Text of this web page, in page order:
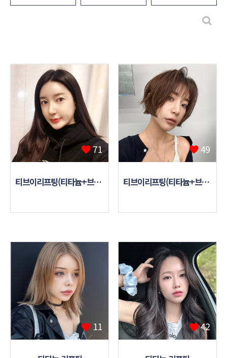
71
티브이리프팅(티타늄+브이로)
49
티브이리프팅(티타늄+브이로)
11 42